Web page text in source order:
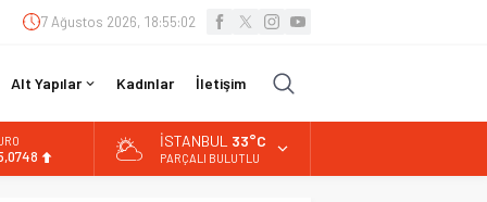
7 Ağustos 2026, 18:55:03
Alt Yapılar Kadınlar İletişim
İSTANBUL 33°C
PARÇALI BULUTLU